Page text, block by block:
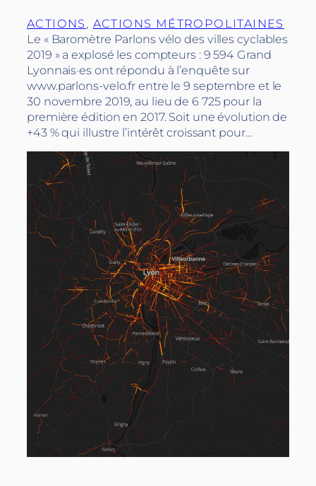
ACTIONS , ACTIONS MÉTROPOLITAINES
Le « Baromètre Parlons vélo des villes cyclables
2019 » a explosé les compteurs : 9 594 Grand
Lyonnais·es ont répondu à l’enquête sur
www.parlons-velo.fr entre le 9 septembre et le
30 novembre 2019, au lieu de 6 725 pour la
première édition en 2017. Soit une évolution de
+43 % qui illustre l’intérêt croissant pour…